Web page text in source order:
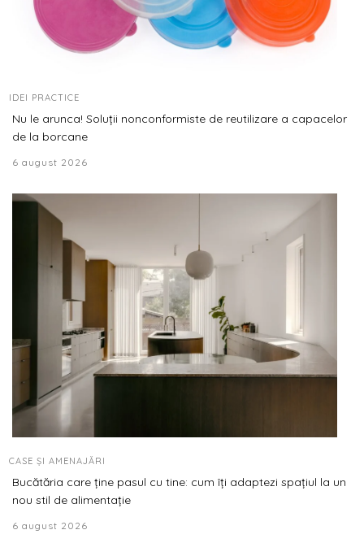
IDEI PRACTICE
Nu le arunca! Soluții nonconformiste de reutilizare a capacelor
de la borcane
6 august 2026
CASE ȘI AMENAJĂRI
Bucătăria care ține pasul cu tine: cum îți adaptezi spațiul la un
nou stil de alimentație
6 august 2026